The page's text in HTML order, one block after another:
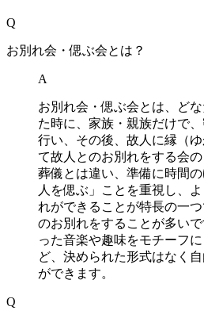
Q
お別れ会・偲ぶ会とは？
A
お別れ会・偲ぶ会とは、ど
た時に、家族・親族だけで
行い、その後、故人に縁（
て故人とのお別れをする会の
葬儀とは違い、準備に時間
人を偲ぶ」ことを重視し、
れができることが特長の一
のお別れをすることが多い
った音楽や趣味をモチーフ
ど、決められた形式はなく
ができます。
Q